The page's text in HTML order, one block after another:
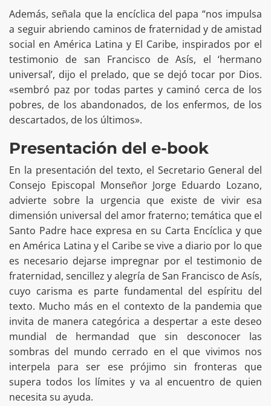
Además, señala que la encíclica del papa “nos impulsa
a seguir abriendo caminos de fraternidad y de amistad
social en América Latina y El Caribe, inspirados por el
testimonio de san Francisco de Asís, el ‘hermano
universal’, dijo el prelado, que se dejó tocar por Dios.
«sembró paz por todas partes y caminó cerca de los
pobres, de los abandonados, de los enfermos, de los
descartados, de los últimos».
Presentación del e-book
En la presentación del texto, el Secretario General del
Consejo Episcopal Monseñor Jorge Eduardo Lozano,
advierte sobre la urgencia que existe de vivir esa
dimensión universal del amor fraterno; temática que el
Santo Padre hace expresa en su Carta Encíclica y que
en América Latina y el Caribe se vive a diario por lo que
es necesario dejarse impregnar por el testimonio de
fraternidad, sencillez y alegría de San Francisco de Asís,
cuyo carisma es parte fundamental del espíritu del
texto. Mucho más en el contexto de la pandemia que
invita de manera categórica a despertar a este deseo
mundial de hermandad que sin desconocer las
sombras del mundo cerrado en el que vivimos nos
interpela para ser ese prójimo sin fronteras que
supera todos los límites y va al encuentro de quien
necesita su ayuda.